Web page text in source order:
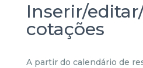
Inserir/
cotações
A partir do calendário de